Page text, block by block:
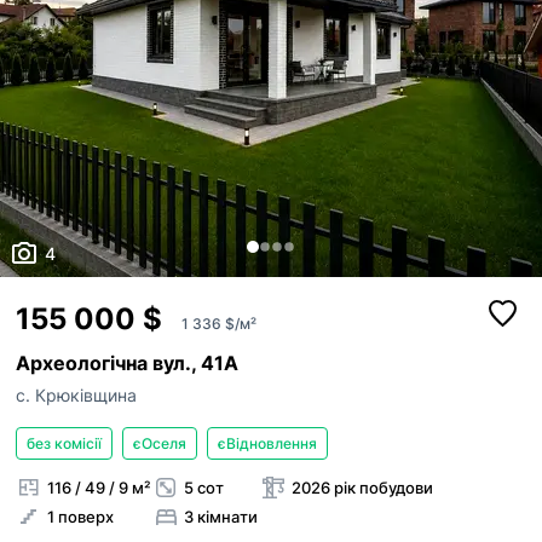
4
155 000 $ 1 336 $/м²
Археологічна вул., 41А
с. Крюківщина
без комісії єОселя єВідновлення
116 / 49 / 9 м²
1 поверх
5 сот
3 кімнати
2026 рік побудови